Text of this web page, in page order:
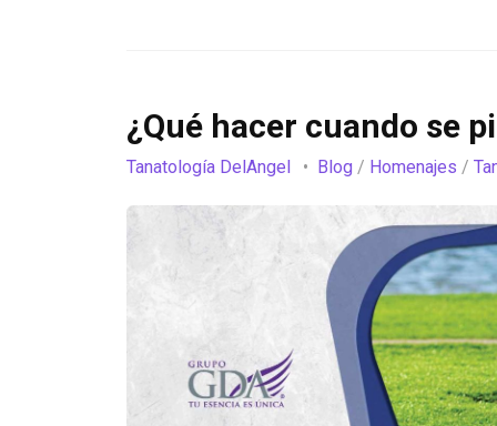
¿Qué hacer cuando se
Tanatología DelAngel Blog / Homenajes /